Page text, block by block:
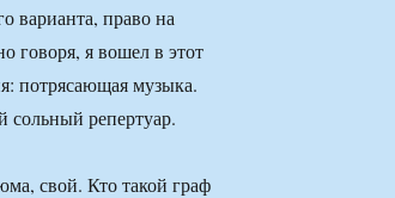
варианта, право на
говоря, я вошел в этот
потрясающая музыка.
сольный репертуар.
свой. Кто такой граф